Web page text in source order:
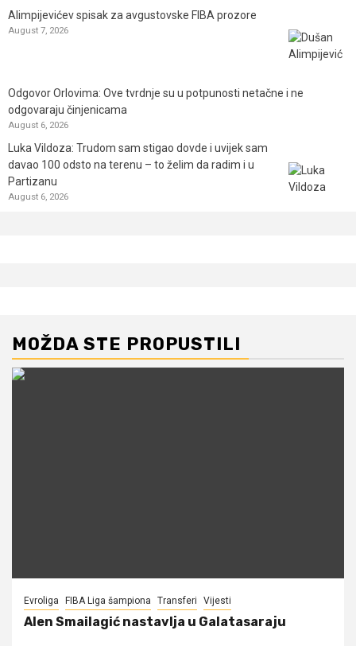
Alimpijevićev spisak za avgustovske FIBA prozore
August 7, 2026
Odgovor Orlovima: ​Ove tvrdnje su u potpunosti netačne i ne
odgovaraju činjenicama
August 6, 2026
Luka Vildoza: Trudom sam stigao dovde i uvijek sam
davao 100 odsto na terenu – to želim da radim i u
Partizanu
August 6, 2026
MOŽDA STE PROPUSTILI
Evroliga FIBA Liga šampiona Transferi Vijesti
Alen Smailagić nastavlja u Galatasaraju